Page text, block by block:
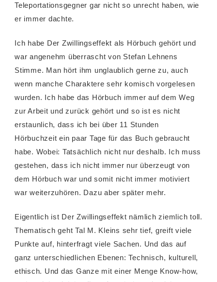
Teleportationsgegner gar nicht so unrecht haben, wie
er immer dachte.
Ich habe Der Zwillingseffekt als Hörbuch gehört und
war angenehm überrascht von Stefan Lehnens
Stimme. Man hört ihm unglaublich gerne zu, auch
wenn manche Charaktere sehr komisch vorgelesen
wurden. Ich habe das Hörbuch immer auf dem Weg
zur Arbeit und zurück gehört und so ist es nicht
erstaunlich, dass ich bei über 11 Stunden
Hörbuchzeit ein paar Tage für das Buch gebraucht
habe. Wobei: Tatsächlich nicht nur deshalb. Ich muss
gestehen, dass ich nicht immer nur überzeugt von
dem Hörbuch war und somit nicht immer motiviert
war weiterzuhören. Dazu aber später mehr.
Eigentlich ist Der Zwillingseffekt nämlich ziemlich toll.
Thematisch geht Tal M. Kleins sehr tief, greift viele
Punkte auf, hinterfragt viele Sachen. Und das auf
ganz unterschiedlichen Ebenen: Technisch, kulturell,
ethisch. Und das Ganze mit einer Menge Know-how,